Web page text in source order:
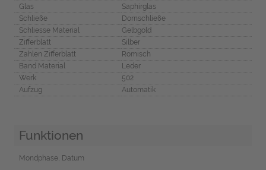
Glas
Saphirglas
Schließe
Dornschließe
Schliesse Material
Gelbgold
Zifferblatt
Silber
Zahlen Zifferblatt
Römisch
Band Material
Leder
Werk
502
Aufzug
Automatik
Funktionen
Mondphase, Datum